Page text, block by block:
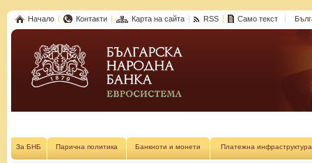
Начало Контакти Карта на сайта RSS Само текст
За БНБ Парична политика Банкноти и монети Платежна инфраструктура